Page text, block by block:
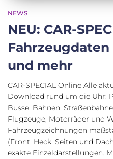
NEWS
NEU: CAR-
und mehr
CAR-SPECIAL Online Alle
Download rund um die Uhr:
Busse, Bahnen,
Flugzeuge, Motorräder und
Fahrzeugzeichnungen
(Front, Heck, Seiten und
exakte Einzeldarstellungen.